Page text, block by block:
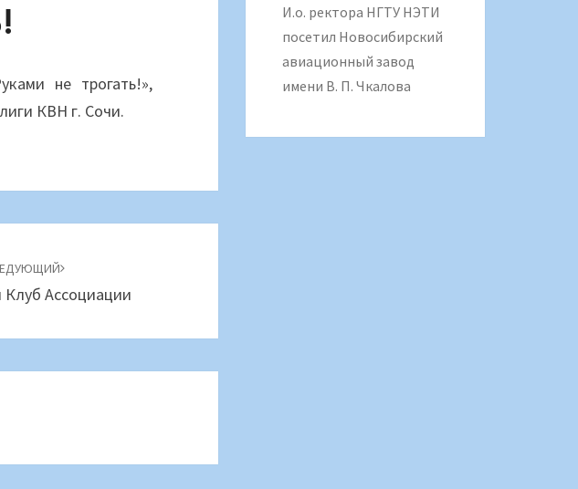
не трогать!»,
КВН г. Сочи.
Ассоциации
И.о. ректора НГТУ НЭТИ
посетил Новосибирский
авиационный завод
имени В. П. Чкалова